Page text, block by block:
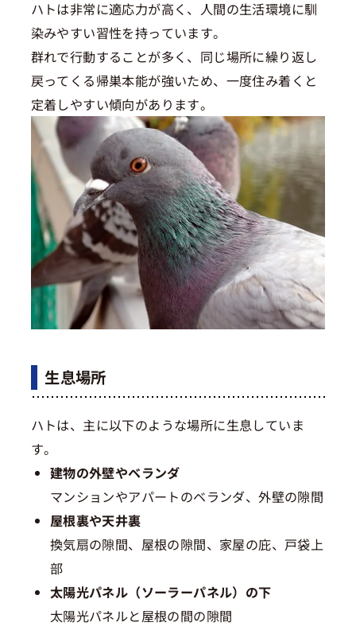
ハトは非常に適応力が高く、人間の生活環境に馴
染みやすい習性を持っています。
群れで行動することが多く、同じ場所に繰り返し
戻ってくる帰巣本能が強いため、一度住み着くと
定着しやすい傾向があります。
生息場所
ハトは、主に以下のような場所に生息していま
す。
建物の外壁やベランダ
マンションやアパートのベランダ、外壁の隙間
屋根裏や天井裏
換気扇の隙間、屋根の隙間、家屋の庇、戸袋上
部
太陽光パネル（ソーラーパネル）の下
太陽光パネルと屋根の間の隙間